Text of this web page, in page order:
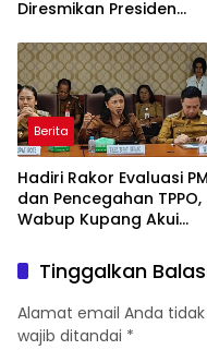
Diresmikan Presiden
Berita
Hadiri Rakor Evaluasi
dan Pencegahan TPPO,
Wabup Kupang Akui
Bermasalah
Tinggalkan
Alamat email Anda
wajib ditandai *